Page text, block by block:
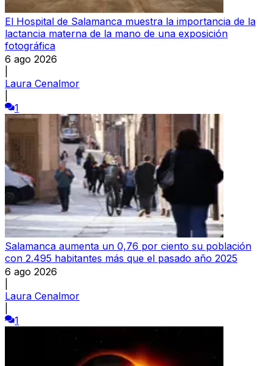
El Hospital de Salamanca muestra la importancia de la
lactancia materna de la mano de una exposición
fotográfica
6 ago 2026
Laura Cenalmor
1
Salamanca aumenta un 0,76 por ciento su población
con 2.495 habitantes más que el pasado año 2025
6 ago 2026
Laura Cenalmor
1